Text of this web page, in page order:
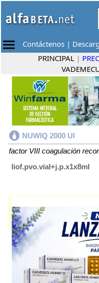
Contáctenos |
PRINCIPAL |
NUWIQ 2000 UI
factor VIII coagulación
liof.pvo.vial+j.p.x1x8ml
como
Antihemofílico . Es
presentación disponible.
Explorar más
Otros productos con
Otros productos de